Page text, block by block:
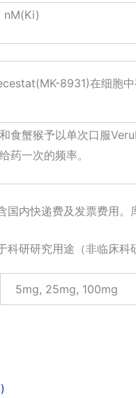
nM(Ki)
8931)在细胞
食蟹猴予以单次口服
药一次的频率。
国内快递费及发票费用。
科研研究用途（非临床
5mg, 25mg, 100mg